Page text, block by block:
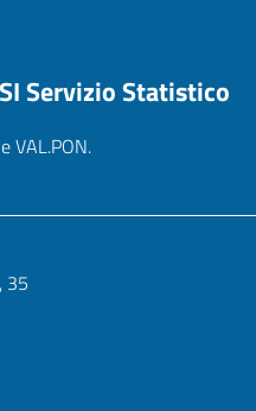
Servizio Statistico
VAL.PON.
35